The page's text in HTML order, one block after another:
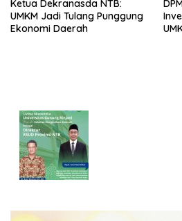
Ketua Dekranasda NTB:
UMKM Jadi Tulang Punggung
Ekonomi Daerah